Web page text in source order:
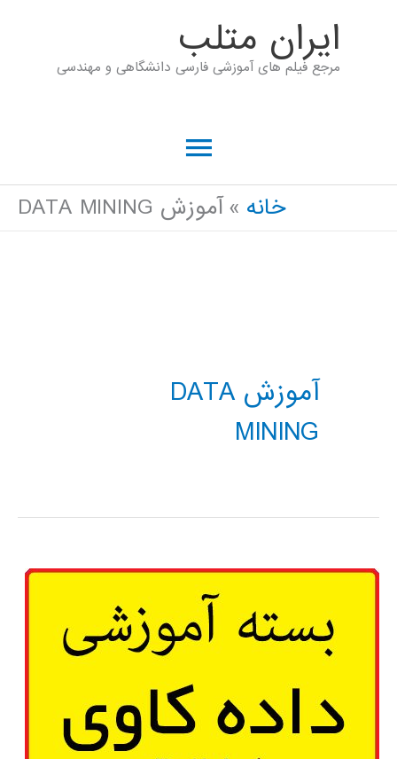
ايران متلب
مرجع فیلم های آموزشی فارسی دانشگاهی و مهندسی
فهرست
اصلی
خانه آموزش DATA MINING
آموزش DATA
MINING